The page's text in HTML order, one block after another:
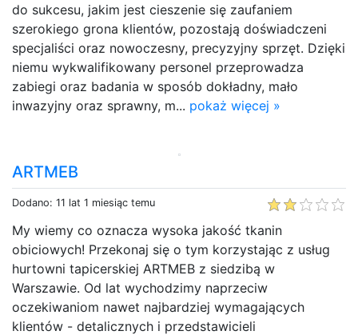
do sukcesu, jakim jest cieszenie się zaufaniem
szerokiego grona klientów, pozostają doświadczeni
specjaliści oraz nowoczesny, precyzyjny sprzęt. Dzięki
niemu wykwalifikowany personel przeprowadza
zabiegi oraz badania w sposób dokładny, mało
inwazyjny oraz sprawny, m... pokaż więcej »
ARTMEB
Dodano: 11 lat 1 miesiąc temu
My wiemy co oznacza wysoka jakość tkanin
obiciowych! Przekonaj się o tym korzystając z usług
hurtowni tapicerskiej ARTMEB z siedzibą w
Warszawie. Od lat wychodzimy naprzeciw
oczekiwaniom nawet najbardziej wymagających
klientów - detalicznych i przedstawicieli